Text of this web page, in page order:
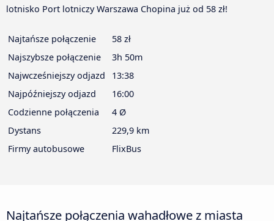
lotnisko Port lotniczy Warszawa Chopina już od 58 zł!
Najtańsze połączenie
58 zł
Najszybsze połączenie
3h 50m
Najwcześniejszy odjazd
13:38
Najpóźniejszy odjazd
16:00
Codzienne połączenia
4 Ø
Dystans
229,9 km
Firmy autobusowe
FlixBus
Najtańsze połączenia wahadłowe z miasta